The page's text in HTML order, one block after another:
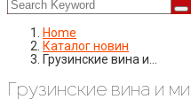
Home
Каталог новин
Грузинские вина и…
Грузинские вина и